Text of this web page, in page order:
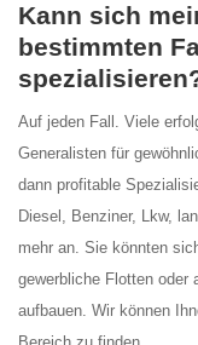
Kann sich
bestimmten
Auf jeden Fall. Viele
Generalisten für
dann profitable
Diesel, Benziner, Lkw,
mehr an. Sie könnten
gewerbliche Flotten oder
aufbauen. Wir können